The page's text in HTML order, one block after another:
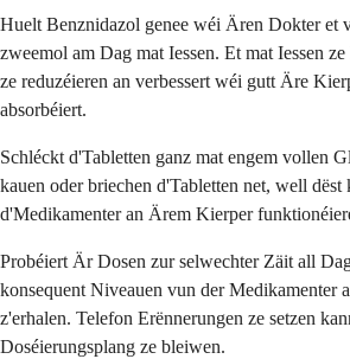
Huelt Benznidazol genee wéi Ären Dokter et
zweemol am Dag mat Iessen. Et mat Iessen
ze reduzéieren an verbessert wéi gutt Äre
absorbéiert.
Schléckt d'Tabletten ganz mat engem vollen
kauen oder briechen d'Tabletten net, well dëst
d'Medikamenter an Ärem Kierper
Probéiert Är Dosen zur selwechter Zäit all
konsequent Niveauen vun der Medikamenter
z'erhalen. Telefon Erënnerungen ze setzen
Doséierungsplang ze bleiwen.